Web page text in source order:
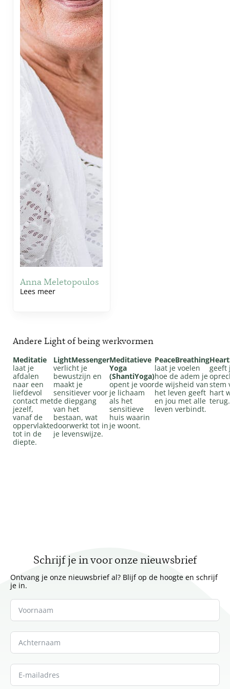
Anna Meletopoulos
Lees meer
Andere Light of being werkvormen
Meditatie
laat je
afdalen
naar een
liefdevol
contact met
jezelf,
vanaf de
oppervlakte
tot in de
diepte.
LightMessenger
verlicht je
bewustzijn en
maakt je
sensitiever voor
de diepgang
van het
bestaan, wat
doorwerkt tot in
je levenswijze.
Meditatieve
Yoga
(ShantiYoga)
opent je voor
je lichaam
als het
sensitieve
huis waarin
je woont.
PeaceBreathing
laat je voelen
hoe de adem je
de wijsheid van
het leven geeft
en jou met alle
leven verbindt.
geeft
stem
hart
terug.
Schrijf je in voor onze nieuwsbrief
Ontvang je onze nieuwsbrief al? Blijf op de hoogte en schrijf
je in.